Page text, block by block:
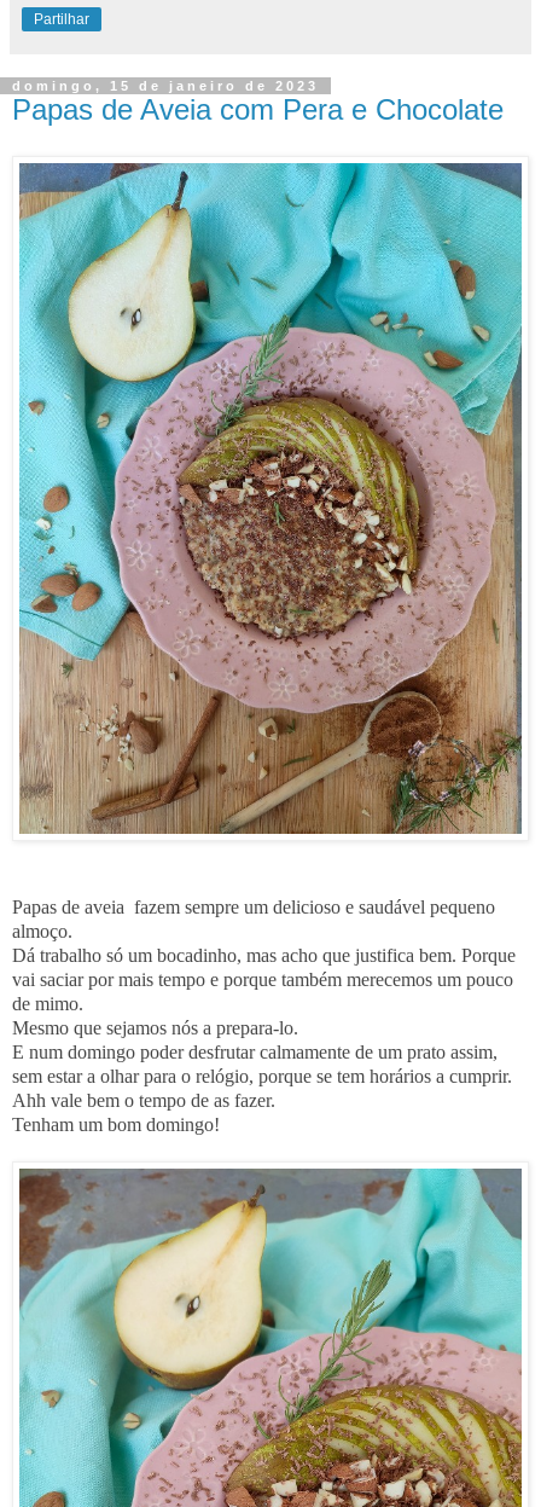
Partilhar
domingo, 15 de janeiro de 2023
Papas de Aveia com Pera e Chocolate
Papas de aveia fazem sempre um delicioso e saudável pequeno
almoço.
Dá trabalho só um bocadinho, mas acho que justifica bem. Porque
vai saciar por mais tempo e porque também merecemos um pouco
de mimo.
Mesmo que sejamos nós a prepara-lo.
E num domingo poder desfrutar calmamente de um prato assim,
sem estar a olhar para o relógio, porque se tem horários a cumprir.
Ahh vale bem o tempo de as fazer.
Tenham um bom domingo!